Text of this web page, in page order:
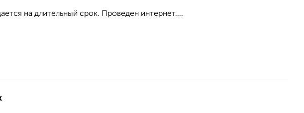
на длительный срок. Проведен интернет....